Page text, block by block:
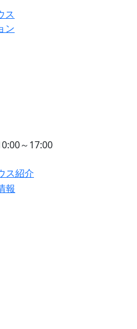
ス
ン
～17:00
ス紹介
報